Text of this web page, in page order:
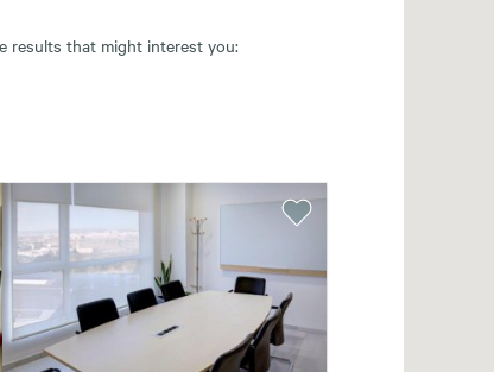
results that might interest you: